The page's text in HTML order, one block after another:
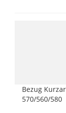
Bezug
570/560/580